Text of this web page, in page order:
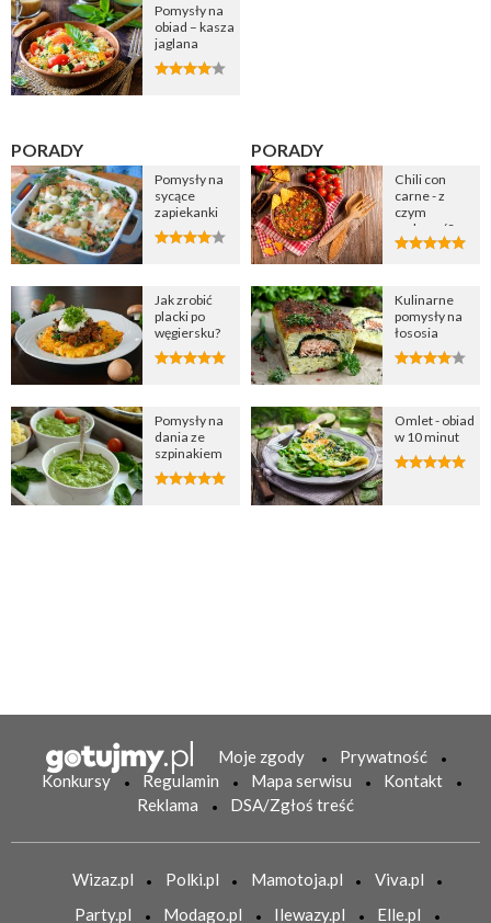
Pomysły na
obiad – kasza
jaglana
PORADY
Pomysły na
sycące
zapiekanki
Jak zrobić
placki po
węgiersku?
Pomysły na
dania ze
szpinakiem
PORADY
Chili con
carne - z
czym
podawać?
Kulinarne
pomysły na
łososia
Omlet - obiad
w 10 minut
Moje zgody
Prywatność
Konkursy
Regulamin Mapa serwisu
Kontakt
Reklama
DSA/Zgłoś treść
Wizaz.pl Polki.pl Mamotoja.pl
Viva.pl
Party.pl
Modago.pl Ilewazy.pl Elle.pl